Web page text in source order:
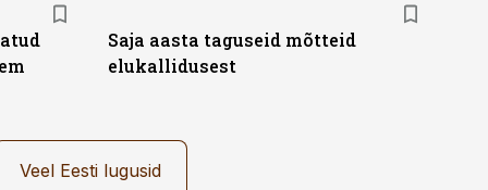
Saja aasta taguseid mõtteid
elukallidusest
Veel Eesti lugusid